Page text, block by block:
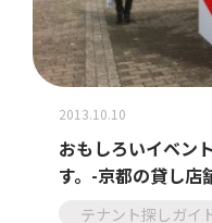
2013.10.10
おもしろいイベン
す。-京都の貸し店
テナント探しガイ